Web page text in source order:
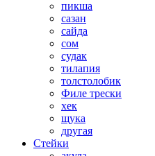
пикша
сазан
сайда
сом
судак
тилапия
толстолобик
Филе трески
хек
щука
другая
Стейки